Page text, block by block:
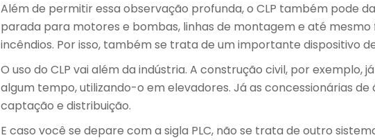
Além de permitir essa observação profunda, o CLP também pode
parada para motores e bombas, linhas de montagem e até
incêndios. Por isso, também se trata de um importante dispositivo
O uso do CLP vai além da indústria. A construção civil, por exemplo,
algum tempo, utilizando-o em elevadores. Já as concessionárias de
captação e distribuição.
E caso você se depare com a sigla PLC, não se trata de outro